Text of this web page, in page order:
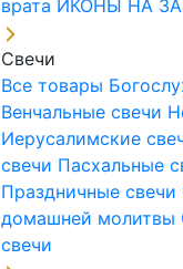
врата ИКОНЫ НА
Свечи
Все товары
Венчальные свечи
Иерусалимские
свечи Пасхальные
Праздничные свечи
домашней молитвы
свечи